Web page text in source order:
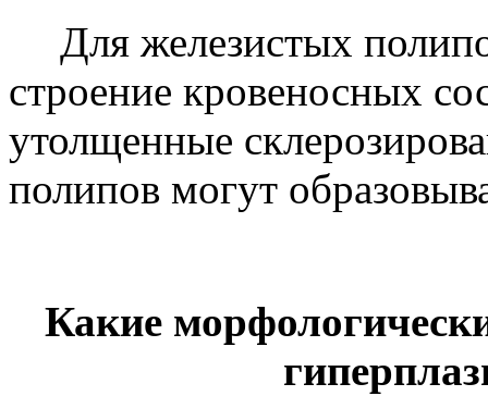
Для железистых
строение кровеносных
утолщенные
полипов могут
Какие